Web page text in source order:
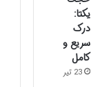
یکتا:
درک
سریع و
کامل
23 تیر